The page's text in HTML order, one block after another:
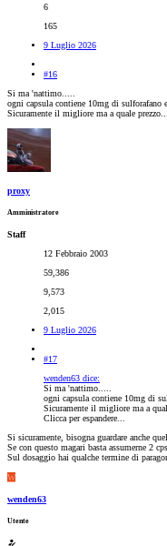
6
165
9 Luglio 2026
#16
Si ma 'nattimo.....
ogni capsula contiene 10mg di sulforafano
Sicuramente il migliore ma a quale
proxy
Amministratore
Staff
12 Febbraio 2003
59,386
9,573
2,015
9 Luglio 2026
#17
wenden63 dice:
Si ma 'nattimo.....
ogni capsula contiene 10mg di
Sicuramente il migliore ma a
Clicca per espandere...
Si sicuramente, bisogna guardare anche
Se con questo magari basta assumerne 2
Sul dosaggio hai qualche termine di
W
wenden63
Utente